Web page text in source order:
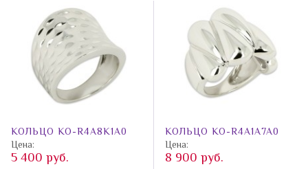
КОЛЬЦО КО-R4A8K1A0
Цена:
5 400 руб.
КОЛЬЦО КО-R4A1A7A0
Цена:
8 900 руб.